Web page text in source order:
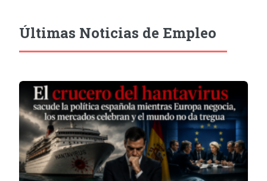
Últimas Noticias de Empleo